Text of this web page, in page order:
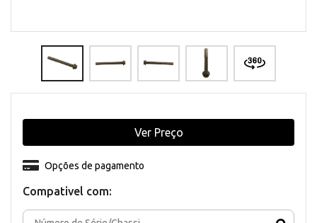
Compativel com:
Opções de pagamento
Ver Preço